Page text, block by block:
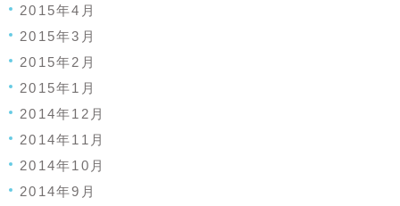
2015年4月
2015年3月
2015年2月
2015年1月
2014年12月
2014年11月
2014年10月
2014年9月